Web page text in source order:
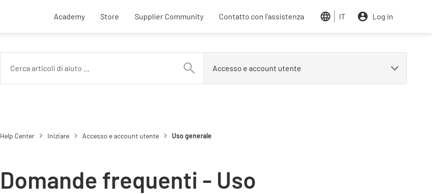
External SupplyOn links
Academy Store Supplier Community Contatto con l'assistenza IT Log in
Help Center Iniziare Accesso e account utente Uso generale
Domande frequenti - Uso